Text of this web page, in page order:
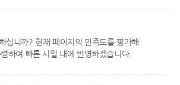
십니까? 현재 페이지의 만족도를 평가해
하여 빠른 시일 내에 반영하겠습니다.